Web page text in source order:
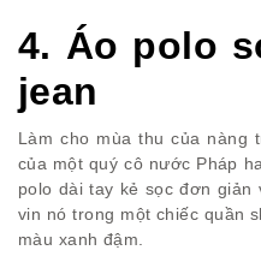
4. Áo polo
jean
Làm cho mùa thu của nàng
của một quý cô nước Pháp
polo dài tay kẻ sọc đơn
vin nó trong một chiếc quần
màu xanh đậm.